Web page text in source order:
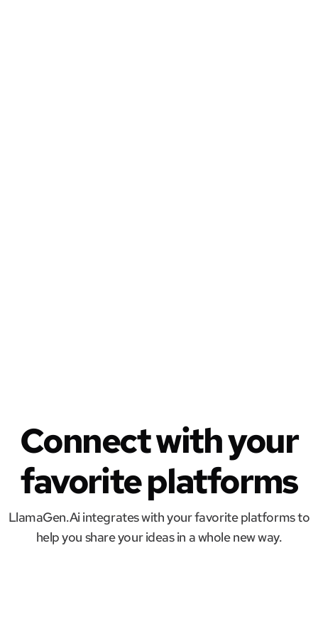
Connect with your
favorite platforms
LlamaGen.Ai integrates with your favorite platforms to
help you share your ideas in a whole new way.